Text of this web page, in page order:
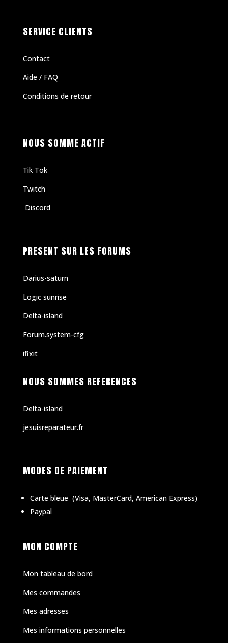
SERVICE CLIENTS
Contact
Aide / FAQ
Conditions de retour
NOUS SOMME ACTIF
Tik Tok
Twitch
Discord
PRESENT SUR LES FORUMS
Darius-saturn
Logic sunrise
Delta-island
Forum.system-cfg
ifixit
NOUS SOMMES REFERENCES
Delta-island
jesuisreparateur.fr
MODES DE PAIEMENT
Carte bleue (Visa, MasterCard, American Express)
Paypal
MON COMPTE
Mon tableau de bord
Mes commandes
Mes adresses
Mes informations personnelles